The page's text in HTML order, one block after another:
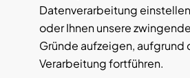
Datenverarbeitung
oder Ihnen unsere
Gründe aufzeigen, aufgrund
Verarbeitung fortführen.